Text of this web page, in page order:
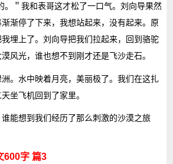
。＂我和表哥这才松了一口气。刘向导果然
渐停了下来，我想站起来，没有起来。原
埋上了。刘向导把我们拉起来，回到骆驼
风光，谁也想不到刚才还是飞沙走石。
。水中映着月亮，美丽极了。我们在这扎
坐飞机回到了家里。
能想到我们经历了那么刺激的沙漠之旅
600字 篇3